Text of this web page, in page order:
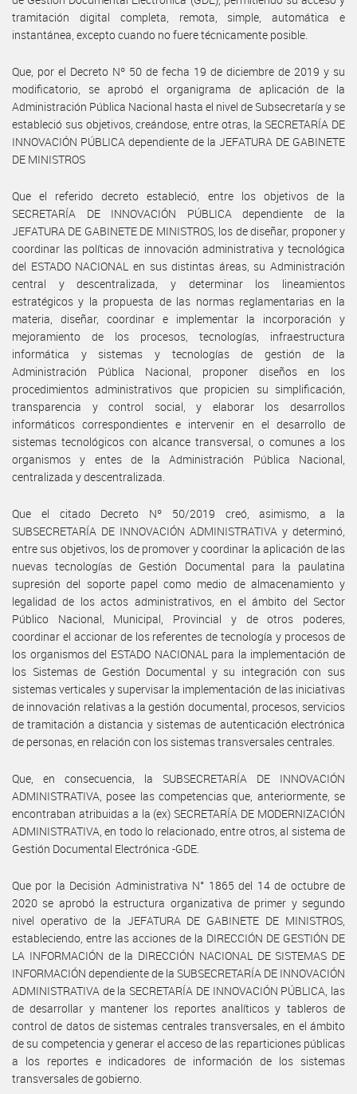
tramitación digital completa, remota, simple, automática e
instantánea, excepto cuando no fuere técnicamente posible.
Que, por el Decreto Nº 50 de fecha 19 de diciembre de 2019 y su
modificatorio, se aprobó el organigrama de aplicación de la
Administración Pública Nacional hasta el nivel de Subsecretaría y se
estableció sus objetivos, creándose, entre otras, la SECRETARÍA DE
INNOVACIÓN PÚBLICA dependiente de la JEFATURA DE GABINETE
DE MINISTROS
Que el referido decreto estableció, entre los objetivos de la
SECRETARÍA DE INNOVACIÓN PÚBLICA dependiente de la
JEFATURA DE GABINETE DE MINISTROS, los de diseñar, proponer y
coordinar las políticas de innovación administrativa y tecnológica
del ESTADO NACIONAL en sus distintas áreas, su Administración
central y descentralizada, y determinar los lineamientos
estratégicos y la propuesta de las normas reglamentarias en la
materia, diseñar, coordinar e implementar la incorporación y
mejoramiento de los procesos, tecnologías, infraestructura
informática y sistemas y tecnologías de gestión de la
Administración Pública Nacional, proponer diseños en los
procedimientos administrativos que propicien su simplificación,
transparencia y control social, y elaborar los desarrollos
informáticos correspondientes e intervenir en el desarrollo de
sistemas tecnológicos con alcance transversal, o comunes a los
organismos y entes de la Administración Pública Nacional,
centralizada y descentralizada.
Que el citado Decreto Nº 50/2019 creó, asimismo, a la
SUBSECRETARÍA DE INNOVACIÓN ADMINISTRATIVA y determinó,
entre sus objetivos, los de promover y coordinar la aplicación de las
nuevas tecnologías de Gestión Documental para la paulatina
supresión del soporte papel como medio de almacenamiento y
legalidad de los actos administrativos, en el ámbito del Sector
Público Nacional, Municipal, Provincial y de otros poderes,
coordinar el accionar de los referentes de tecnología y procesos de
los organismos del ESTADO NACIONAL para la implementación de
los Sistemas de Gestión Documental y su integración con sus
sistemas verticales y supervisar la implementación de las iniciativas
de innovación relativas a la gestión documental, procesos, servicios
de tramitación a distancia y sistemas de autenticación electrónica
de personas, en relación con los sistemas transversales centrales.
Que, en consecuencia, la SUBSECRETARÍA DE INNOVACIÓN
ADMINISTRATIVA, posee las competencias que, anteriormente, se
encontraban atribuidas a la (ex) SECRETARÍA DE MODERNIZACIÓN
ADMINISTRATIVA, en todo lo relacionado, entre otros, al sistema de
Gestión Documental Electrónica -GDE.
Que por la Decisión Administrativa N° 1865 del 14 de octubre de
2020 se aprobó la estructura organizativa de primer y segundo
nivel operativo de la JEFATURA DE GABINETE DE MINISTROS,
estableciendo, entre las acciones de la DIRECCIÓN DE GESTIÓN DE
LA INFORMACIÓN de la DIRECCIÓN NACIONAL DE SISTEMAS DE
INFORMACIÓN dependiente de la SUBSECRETARÍA DE INNOVACIÓN
ADMINISTRATIVA de la SECRETARÍA DE INNOVACIÓN PÚBLICA, las
de desarrollar y mantener los reportes analíticos y tableros de
control de datos de sistemas centrales transversales, en el ámbito
de su competencia y generar el acceso de las reparticiones públicas
a los reportes e indicadores de información de los sistemas
transversales de gobierno.